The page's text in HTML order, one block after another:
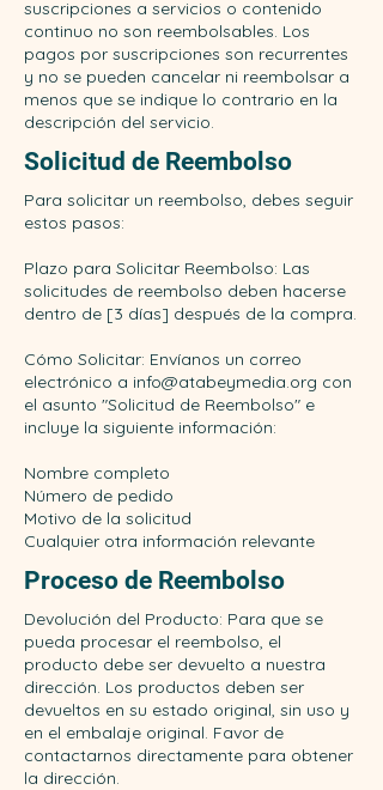
suscripciones a servicios o contenido
continuo no son reembolsables. Los
pagos por suscripciones son recurrentes
y no se pueden cancelar ni reembolsar a
menos que se indique lo contrario en la
descripción del servicio.
Solicitud de Reembolso
Para solicitar un reembolso, debes seguir
estos pasos:
Plazo para Solicitar Reembolso: Las
solicitudes de reembolso deben hacerse
dentro de [3 días] después de la compra.
Cómo Solicitar: Envíanos un correo
electrónico a info@atabeymedia.org con
el asunto "Solicitud de Reembolso" e
incluye la siguiente información:
Nombre completo
Número de pedido
Motivo de la solicitud
Cualquier otra información relevante
Proceso de Reembolso
Devolución del Producto: Para que se
pueda procesar el reembolso, el
producto debe ser devuelto a nuestra
dirección. Los productos deben ser
devueltos en su estado original, sin uso y
en el embalaje original. Favor de
contactarnos directamente para obtener
la dirección.